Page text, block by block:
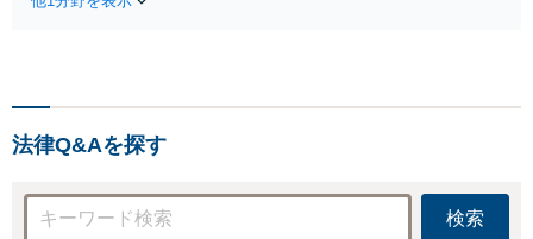
法律Q&Aを探す
検索